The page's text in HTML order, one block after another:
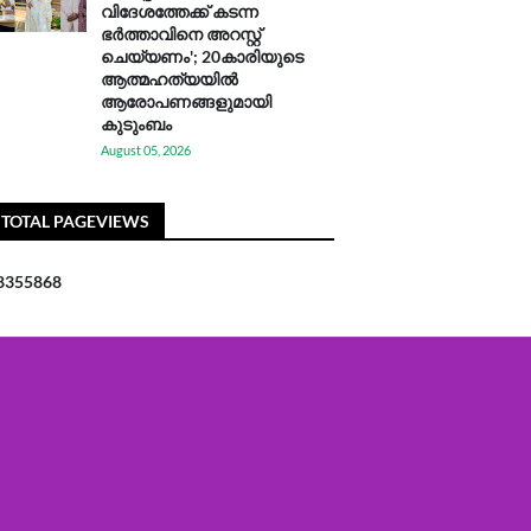
വിദേശത്തേക്ക് കടന്ന
ഭർത്താവിനെ അറസ്റ്റ്
ചെയ്യണം'; 20കാരിയുടെ
ആത്മഹത്യയിൽ
ആരോപണങ്ങളുമായി
കുടുംബം
August 05, 2026
TOTAL PAGEVIEWS
355868